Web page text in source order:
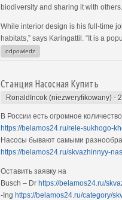
biodiversity and sharing it with others.
While interior design is his full-time
habitats,” says Karingattil. “It is a
odpowiedz
Станция Насосная Купить
RonaldIncok (niezweryfikowany) -
В России есть огромное
https://belamos24.ru/rele-sukhogo-
Насосы бывают самыми
https://belamos24.ru/skvazhinnyy-
Оставить заявку на
Busch – Dr https://belamos24.ru/
-Ing https://belamos24.ru/category/